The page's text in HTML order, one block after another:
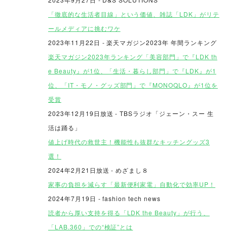
「徹底的な生活者目線」という価値、雑誌「LDK」がリテ
ールメディアに挑むワケ
2023年11月22日 - 楽天マガジン2023年 年間ランキング
楽天マガジン2023年ランキング「美容部門」で『LDK th
e Beauty』が1位、「生活・暮らし部門」で『LDK』が1
位、「IT・モノ・グッズ部門」で『MONOQLO』が1位を
受賞
2023年12月19日放送 - TBSラジオ「ジェーン・スー 生
活は踊る」
値上げ時代の救世主！機能性も抜群なキッチングッズ3
選！
2024年2月21日放送 - めざまし８
家事の負担を減らす「最新便利家電」自動化で効率UP！
2024年7月19日 - fashion tech news
読者から厚い支持を得る「LDK the Beauty」が行う、
「LAB.360」での“検証”とは